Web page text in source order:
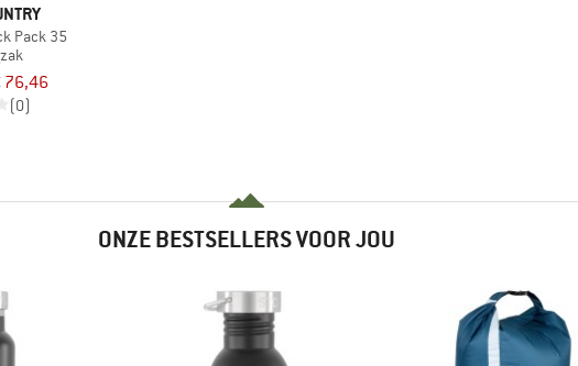
Pack 35
76,46
(0)
ONZE BESTSELLERS VOOR JOU